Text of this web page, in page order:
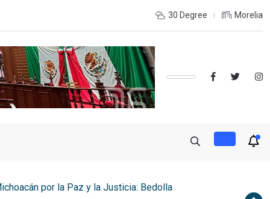
Obelisco o Tres Puentes? Conoce las rutas30 Degree Morelia
por la Paz y la Justicia: Bedolla